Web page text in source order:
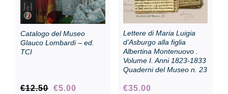
Contatti e biglietti
Accessibilità
Catalogo del Museo
Glauco Lombardi – ed.
TCI
€12.50 Il
€5.00
Lettere di Maria Luigia
d’Asburgo alla figlia
Albertina Montenuovo .
Volume I. Anni 1823-1833
Quaderni del Museo n. 23
€35.00